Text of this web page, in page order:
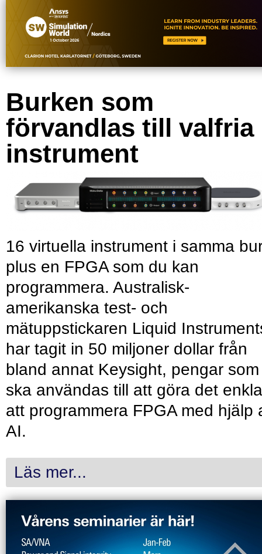
Burken som
förvandlas till valfria
instrument
16 virtuella instrument i samma
plus en FPGA som du kan
programmera. Australisk-
amerikanska test- och
mätuppstickaren Liquid
har tagit in 50 miljoner dollar från
bland annat Keysight, pengar som
ska användas till att göra det
att programmera FPGA med hjälp
AI.
Läs mer...